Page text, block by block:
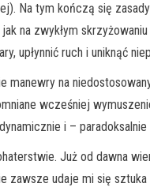
Na tym kończą się
na zwykłym
upłynnić ruch i uniknąć
manewry na
wcześniej
i –
Już od dawna
zawsze udaje mi się